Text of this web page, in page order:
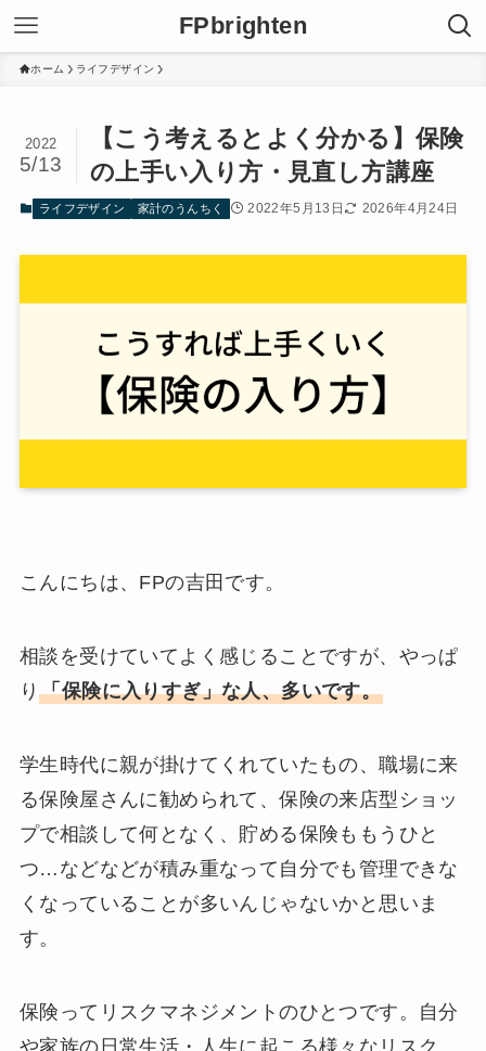
FPbrighten
ホーム ライフデザイン
【こう考えるとよく分かる】保険
の上手い入り方・見直し方講座
2022
5/13
ライフデザイン 家計のうんちく 2022年5月13日 2026年4月24日
こんにちは、FPの吉田です。
相談を受けていてよく感じることですが、やっぱ
り「保険に入りすぎ」な人、多いです。
学生時代に親が掛けてくれていたもの、職場に来
る保険屋さんに勧められて、保険の来店型ショッ
プで相談して何となく、貯める保険ももうひと
つ…などなどが積み重なって自分でも管理できな
くなっていることが多いんじゃないかと思いま
す。
保険ってリスクマネジメントのひとつです。自分
や家族の日常生活・人生に起こる様々なリスク